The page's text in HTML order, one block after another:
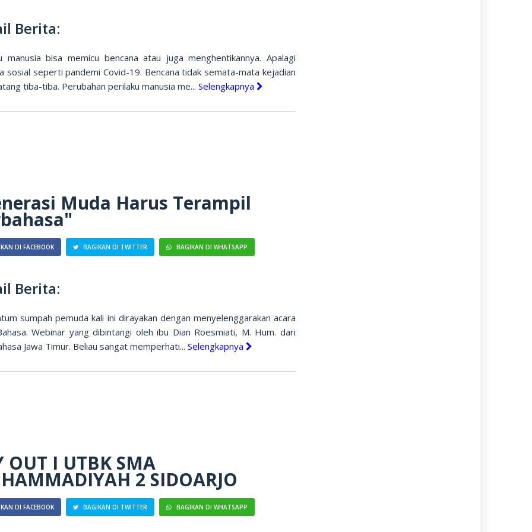
Berita:
manusia bisa memicu bencana atau juga menghentikannya. Apalagi
sosial seperti pandemi Covid-19. Bencana tidak semata-mata kejadian
tiba-tiba. Perubahan perilaku manusia me...Selengkapnya
Muda Harus Terampil
DI FACEBOOK BAGIKAN DI TWITTER BAGIKAN DI WHATSAPP
Berita:
sumpah pemuda kali ini dirayakan dengan menyelenggarakan acara
Webinar yang dibintangi oleh ibu Dian Roesmiati, M. Hum. dari
Jawa Timur. Beliau sangat memperhati...Selengkapnya
OUT I UTBK SMA
2 SIDOARJO
DI FACEBOOK BAGIKAN DI TWITTER BAGIKAN DI WHATSAPP